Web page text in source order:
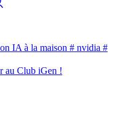
IA à la maison # nvidia #
au Club iGen !